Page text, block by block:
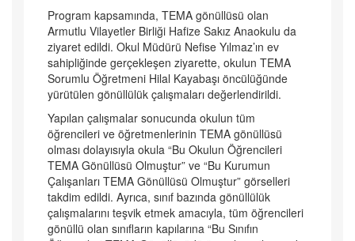
Program kapsamında, TEMA gönüllüsü olan
Armutlu Vilayetler Birliği Hafize Sakız Anaokulu da
ziyaret edildi. Okul Müdürü Nefise Yılmaz’ın ev
sahipliğinde gerçekleşen ziyarette, okulun TEMA
Sorumlu Öğretmeni Hilal Kayabaşı öncülüğünde
yürütülen gönüllülük çalışmaları değerlendirildi.
Yapılan çalışmalar sonucunda okulun tüm
öğrencileri ve öğretmenlerinin TEMA gönüllüsü
olması dolayısıyla okula “Bu Okulun Öğrencileri
TEMA Gönüllüsü Olmuştur” ve “Bu Kurumun
Çalışanları TEMA Gönüllüsü Olmuştur” görselleri
takdim edildi. Ayrıca, sınıf bazında gönüllülük
çalışmalarını teşvik etmek amacıyla, tüm öğrencileri
gönüllü olan sınıfların kapılarına “Bu Sınıfın